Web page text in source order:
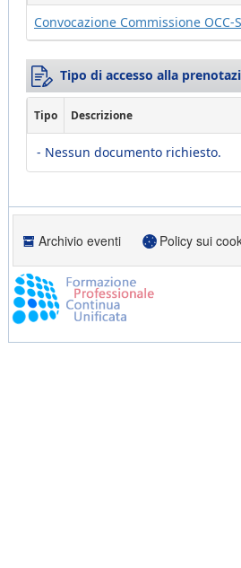
Convocazione Commissione
Tipo di accesso alla
Tipo Descrizione
- Nessun documento richiesto.
Archivio eventi Policy sui